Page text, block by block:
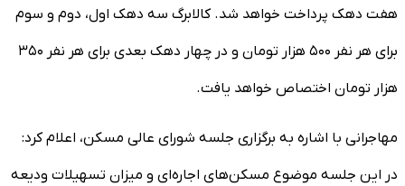
هفت دهک پرداخت خواهد شد. کالابرگ سه دهک اول، دوم و سوم
برای هر نفر ۵۰۰ هزار تومان و در چهار دهک بعدی برای هر نفر ۳۵۰
هزار تومان اختصاص خواهد یافت.
مهاجرانی با اشاره به برگزاری جلسه شورای عالی مسکن، اعلام کرد:
در این جلسه موضوع مسکن‌های اجاره‌ای و میزان تسهیلات ودیعه